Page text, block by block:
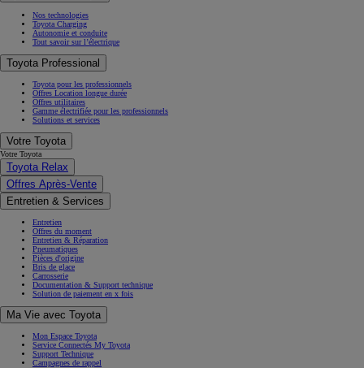
Nos technologies
Toyota Charging
Autonomie et conduite
Tout savoir sur l’électrique
Toyota Professional
Toyota pour les professionnels
Offres Location longue durée
Offres utilitaires
Gamme électrifiée pour les professionnels
Solutions et services
Votre Toyota
Votre Toyota
Toyota Relax
Offres Après-Vente
Entretien & Services
Entretien
Offres du moment
Entretien & Réparation
Pneumatiques
Pièces d'origine
Bris de glace
Carrosserie
Documentation & Support technique
Solution de paiement en x fois
Ma Vie avec Toyota
Mon Espace Toyota
Service Connectés My Toyota
Support Technique
Campagnes de rappel